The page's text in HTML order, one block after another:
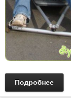
Подробнее